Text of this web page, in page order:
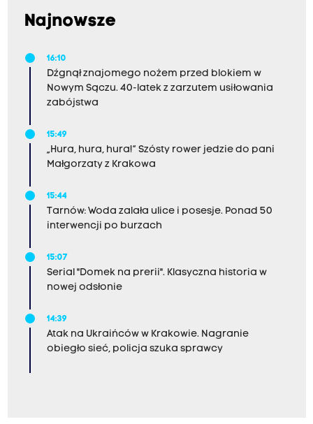
Najnowsze
16:10
Dźgnął znajomego nożem przed blokiem w
Nowym Sączu. 40-latek z zarzutem usiłowania
zabójstwa
15:49
„Hura, hura, hura!” Szósty rower jedzie do pani
Małgorzaty z Krakowa
15:44
Tarnów: Woda zalała ulice i posesje. Ponad 50
interwencji po burzach
15:07
Serial "Domek na prerii". Klasyczna historia w
nowej odsłonie
14:39
Atak na Ukraińców w Krakowie. Nagranie
obiegło sieć, policja szuka sprawcy